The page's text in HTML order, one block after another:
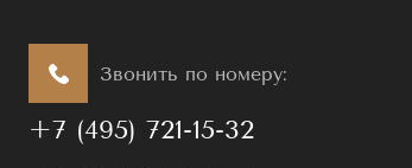
Звонить по номеру:
+7 (495) 721-15-32